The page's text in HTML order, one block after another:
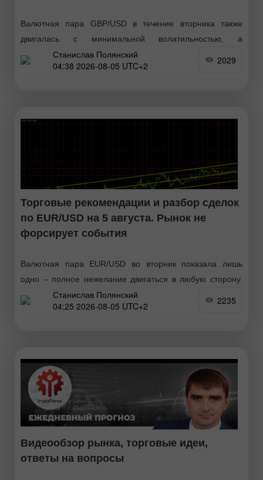
Валютная пара GBP/USD в течение вторника также
двигалась с минимальной волатильностью, а
единственный отчет дня по количеству открытых
вакансий JOLTs не заинтересовал трейдеров. Таким
Станислав Полянский
04:38 2026-08-05 UTC+2
2029
Торговые рекомендации и разбор сделок
по EUR/USD на 5 августа. Рынок не
форсирует события
Валютная пара EUR/USD во вторник показала лишь
одно – полное нежелание двигаться в любую сторону.
По итогам дня европейская валюта подорожала
примерно пунктов на 25, а общая волатильность
Станислав Полянский
04:25 2026-08-05 UTC+2
2235
Видеообзор рынка, торговые идеи,
ответы на вопросы